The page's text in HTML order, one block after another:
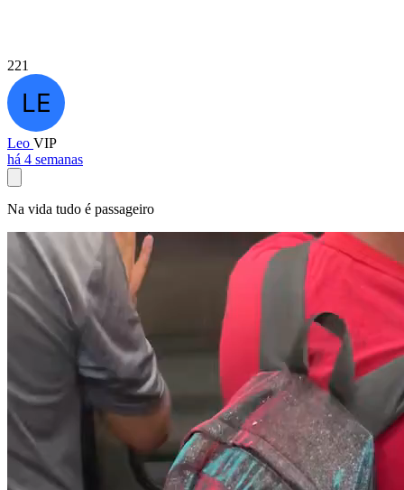
221
Leo VIP
há 4 semanas
Na vida tudo é passageiro